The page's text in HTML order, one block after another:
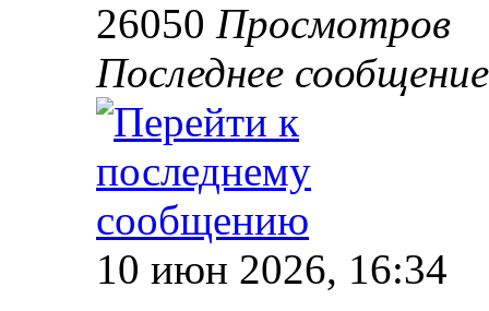
26050 Просмотров
Последнее
10 июн 2026, 16:34